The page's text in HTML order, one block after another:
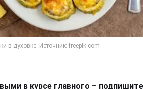
в курсе главного –